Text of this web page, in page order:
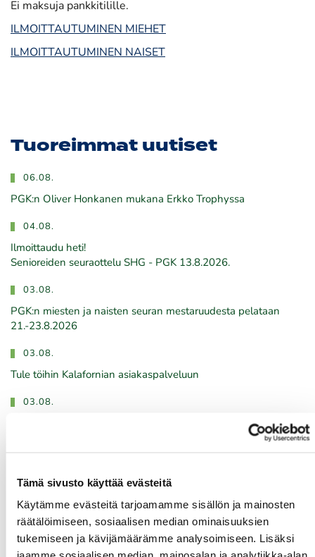
Tämä sivusto käyttää evästeitä
Käytämme evästeitä tarjoamamme sisällön ja mainosten
räätälöimiseen, sosiaalisen median ominaisuuksien
tukemiseen ja kävijämäärämme analysoimiseen. Lisäksi
Ei maksuja pankkitilille.
ILMOITTAUTUMINEN MIEHET
ILMOITTAUTUMINEN NAISET
Tuoreimmat uutiset
06.08.
PGK:n Oliver Honkanen mukana Erkko Trophyssa
04.08.
Ilmoittaudu heti!
​​​​​​​Senioreiden seuraottelu SHG - PGK 13.8.2026.
03.08.
PGK:n miesten ja naisten seuran mestaruudesta pelataan
21.-23.8.2026
03.08.
Tule töihin Kalafornian asiakaspalveluun
03.08.
Tulevat tapahtumat
08.08.
IKH Milwaukee Open